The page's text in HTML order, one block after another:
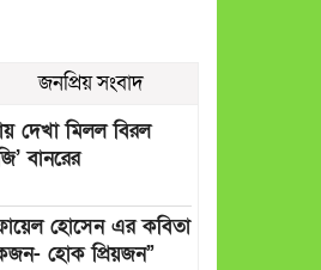
জনপ্রিয় সংবাদ
দেখা মিলল বিরল
বানরের
হোসেন এর কবিতা
হোক প্রিয়জন”